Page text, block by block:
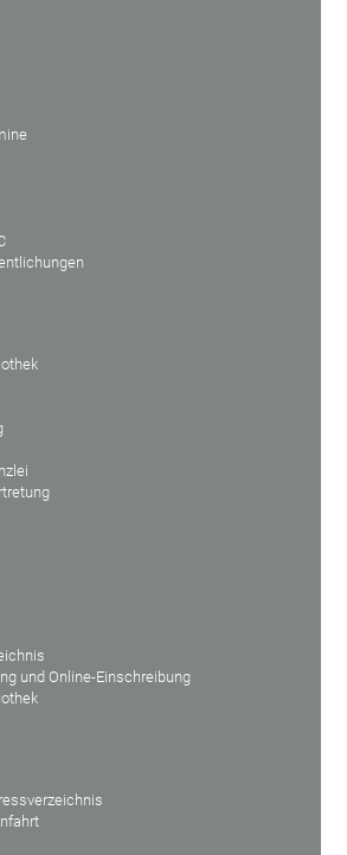
und Online-Einschreibung